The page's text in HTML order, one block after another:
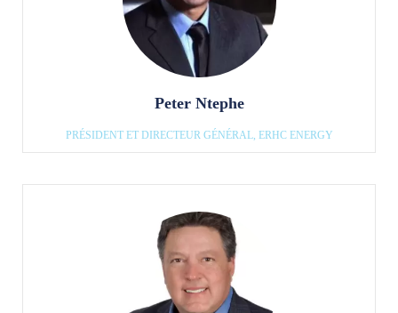
Peter Ntephe
PRÉSIDENT ET DIRECTEUR GÉNÉRAL, ERHC ENERGY